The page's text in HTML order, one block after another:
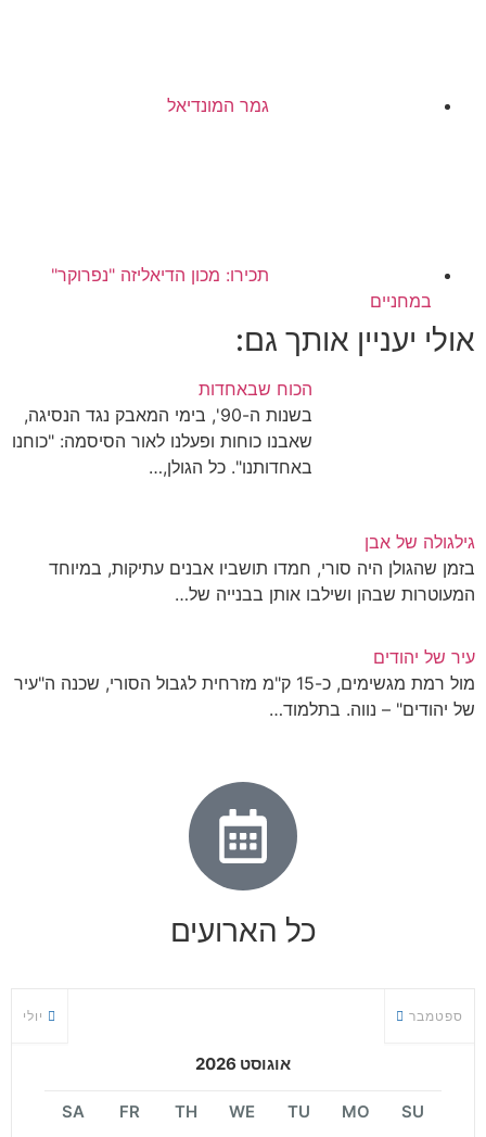
גמר המונדיאל
תכירו: מכון הדיאליזה "נפרוקר"
במחניים
אולי יעניין אותך גם:
הכוח שבאחדות
בשנות ה-90', בימי המאבק נגד הנסיגה,
שאבנו כוחות ופעלנו לאור הסיסמה: "כוחנו
באחדותנו". כל הגולן,…
גילגולה של אבן
בזמן שהגולן היה סורי, חמדו תושביו אבנים עתיקות, במיוחד
המעוטרות שבהן ושילבו אותן בבנייה של…
עיר של יהודים
מול רמת מגשימים, כ-15 ק"מ מזרחית לגבול הסורי, שכנה ה"עיר
של יהודים" – נווה. בתלמוד…
כל הארועים
יולי
אוגוסט 2026
ספטמבר
SU
MO
TU
WE
TH
FR
SA